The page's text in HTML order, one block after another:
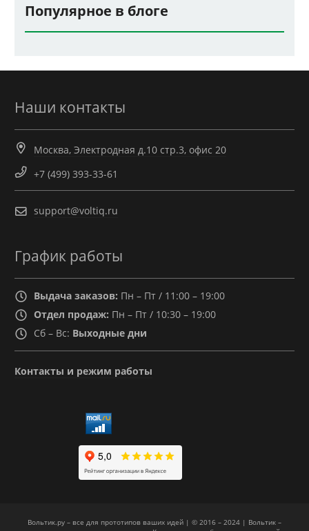
Популярное в блоге
Наши контакты
Москва, Электродная д.10 стр.3, офис 20
+7 (499) 393-33-61
support@voltiq.ru
График работы
Выдача заказов: Пн – Пт / 11:00 – 19:00
Отдел продаж: Пн – Пт / 10:30 – 19:00
Сб – Вс: Выходные дни
Контакты и режим работы
Вольтик.ру – все для прототипов ваших идей | © 2016 – 2024 | Вольтик –